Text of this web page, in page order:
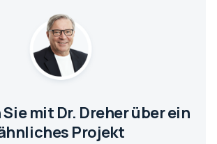
mit Dr. Dreher über ein
Projekt